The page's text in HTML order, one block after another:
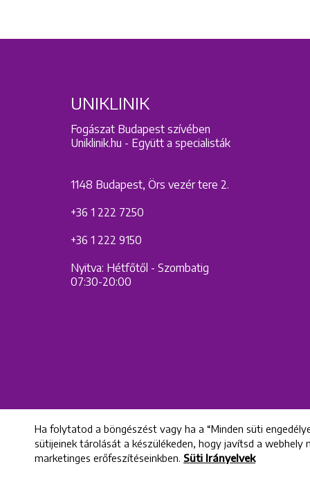
UNIKLINIK
Fogászat Budapest szívében
Uniklinik.hu - Együtt a specialisták
1148 Budapest, Örs vezér tere 2.
+36 1 222 7250
+36 1 222 9150
Nyitva: Hétfőtől - Szombatig
07:30-20:00
Ha folytatod a böngészést vagy ha a “Minden süti
sütijeinek tárolását a készülékeden, hogy javítsd a
marketinges erőfeszítéseinkben. Süti Irányelvek